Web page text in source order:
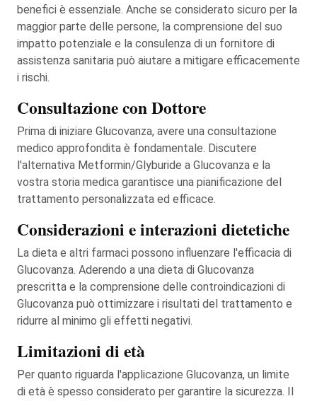
benefici è essenziale. Anche se considerato sicuro per la
maggior parte delle persone, la comprensione del suo
impatto potenziale e la consulenza di un fornitore di
assistenza sanitaria può aiutare a mitigare efficacemente
i rischi.
Consultazione con Dottore
Prima di iniziare Glucovanza, avere una consultazione
medico approfondita è fondamentale. Discutere
l'alternativa Metformin/Glyburide a Glucovanza e la
vostra storia medica garantisce una pianificazione del
trattamento personalizzata ed efficace.
Considerazioni e interazioni dietetiche
La dieta e altri farmaci possono influenzare l'efficacia di
Glucovanza. Aderendo a una dieta di Glucovanza
prescritta e la comprensione delle controindicazioni di
Glucovanza può ottimizzare i risultati del trattamento e
ridurre al minimo gli effetti negativi.
Limitazioni di età
Per quanto riguarda l'applicazione Glucovanza, un limite
di età è spesso considerato per garantire la sicurezza. Il